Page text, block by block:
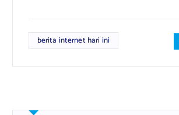
berita internet hari ini